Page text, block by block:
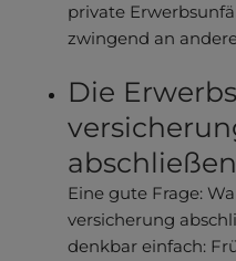
private
zwingend an
Die
Eine gute Frage:
versicherung
denkbar einfach: